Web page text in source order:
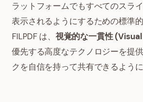
ラットフォームでもすべてのスラ
表示されるようにするための標準的
FILPDF は、 視覚的な一貫性
優先する高度なテクノロジーを提
クを自信を持って共有できるように